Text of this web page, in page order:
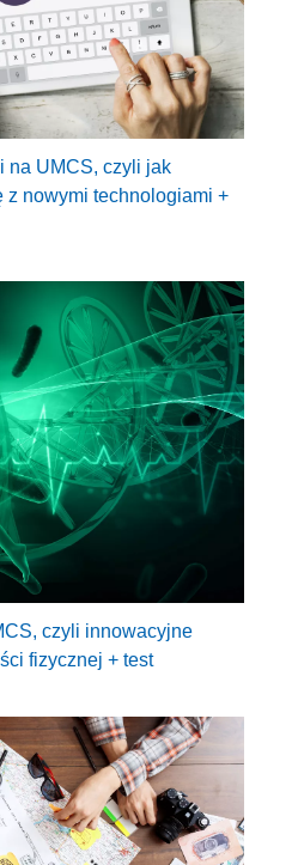
na UMCS, czyli jak
z nowymi technologiami +
czyli innowacyjne
fizycznej + test